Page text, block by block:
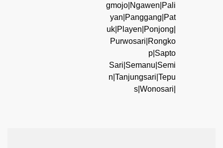
gmojo|Ngawen|Pali
yan|Panggang|Pat
uk|Playen|Ponjong|
Purwosari|Rongko
p|Sapto
Sari|Semanu|Semi
n|Tanjungsari|Tepu
s|Wonosari|